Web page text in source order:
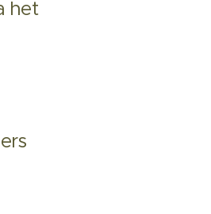
het